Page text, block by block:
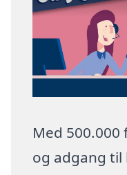
Med
og adgang